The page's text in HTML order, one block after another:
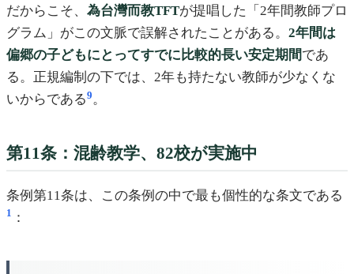
だからこそ、 為台灣而教TFTが提唱した「2年間教師プロ
グラム」がこの文脈で誤解されたことがある。 2年間は
偏郷の子どもにとってすでに比較的長い安定期間であ
る。正規編制の下では、2年も持たない教師が少なくな
いからである9。
第11条：混齢教学、82校が実施中
条例第11条は、この条例の中で最も個性的な条文である
1 ：